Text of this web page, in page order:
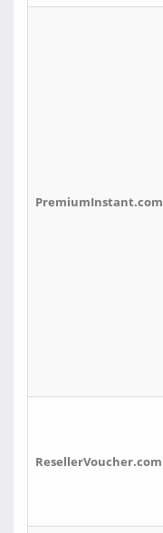
PremiumInstant.com
ResellerVoucher.com